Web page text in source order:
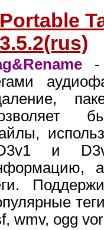
Portable
3.5.2(rus)
-
и
wmv, ogg